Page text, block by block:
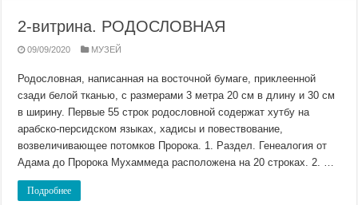
2-витрина. РОДОСЛОВНАЯ
09/09/2020 МУЗЕЙ
Родословная, написанная на восточной бумаге, приклеенной
сзади белой тканью, с размерами 3 метра 20 см в длину и 30 см
в ширину. Первые 55 строк родословной содержат хутбу на
арабско-персидском языках, хадисы и повествование,
возвеличивающее потомков Пророка. 1. Раздел. Генеалогия от
Адама до Пророка Мухаммеда расположена на 20 строках. 2. …
Подробнее